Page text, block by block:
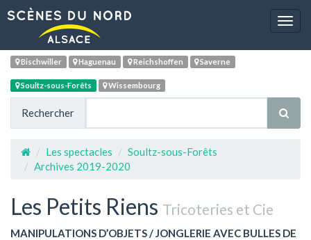
Bischwiller Haguenau Reichshoffen Saverne
Soultz-sous-Forêts Wissembourg
Rechercher
Les spectacles
Soultz-sous-Forêts
Archives 2019-2020
Les Petits Riens Tricoteries et Cie
MANIPULATIONS D’OBJETS / JONGLERIE AVEC BULLES DE